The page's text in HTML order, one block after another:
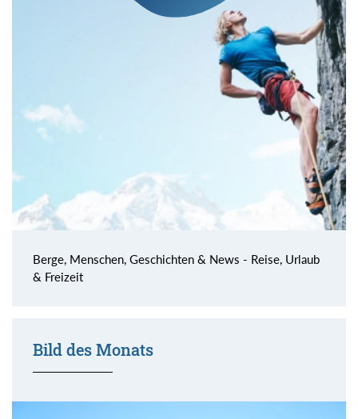
Berge, Menschen, Geschichten & News - Reise, Urlaub
& Freizeit
Bild des Monats